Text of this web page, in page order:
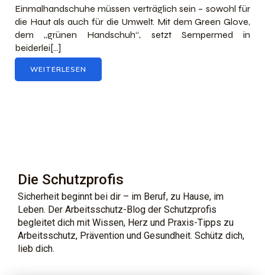
Einmalhandschuhe müssen verträglich sein – sowohl für
die Haut als auch für die Umwelt. Mit dem Green Glove,
dem „grünen Handschuh“, setzt Sempermed in
beiderlei[…]
WEITERLESEN
Die Schutzprofis
Sicherheit beginnt bei dir – im Beruf, zu Hause, im
Leben. Der Arbeitsschutz-Blog der Schutzprofis
begleitet dich mit Wissen, Herz und Praxis-Tipps zu
Arbeitsschutz, Prävention und Gesundheit. Schütz dich,
lieb dich.